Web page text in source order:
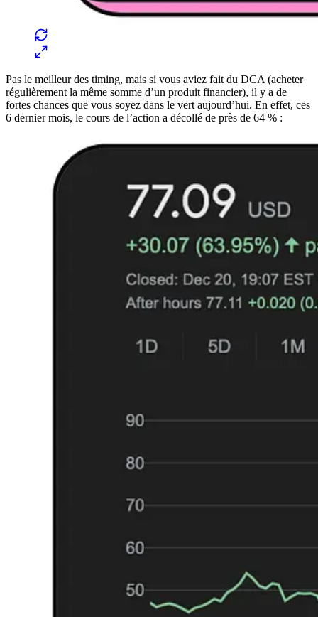
Pas le meilleur des timing, mais si vous aviez fait du DCA (acheter
régulièrement la même somme d’un produit financier), il y a de
fortes chances que vous soyez dans le vert aujourd’hui. En effet, ces
6 dernier mois, le cours de l’action a décollé de près de 64 % :